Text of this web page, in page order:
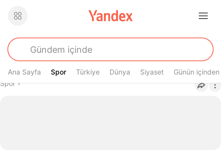
Ana Sayfa Spor
Spor Türkiye Dünya Siyaset Günün içinden
Buradasın
Spor›